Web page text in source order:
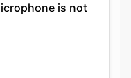
is not